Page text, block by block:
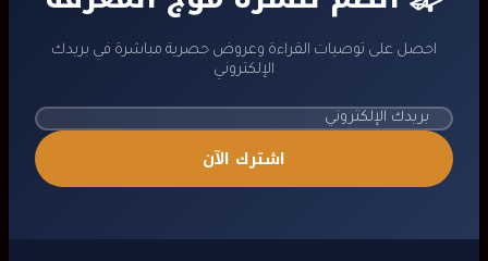
احصل على توصيات القراءة وعروض حصرية مباشرة في بريدك
الإلكتروني
اشترك الآن